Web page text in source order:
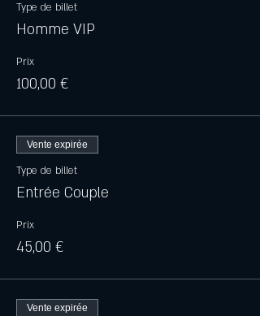
Type de billet
Homme VIP
Prix
100,00 €
Vente expirée
Type de billet
Entrée Couple
Prix
45,00 €
Vente expirée